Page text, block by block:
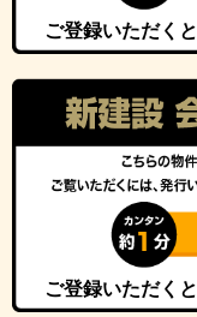
ご登録いただくと
ご登録いただくと